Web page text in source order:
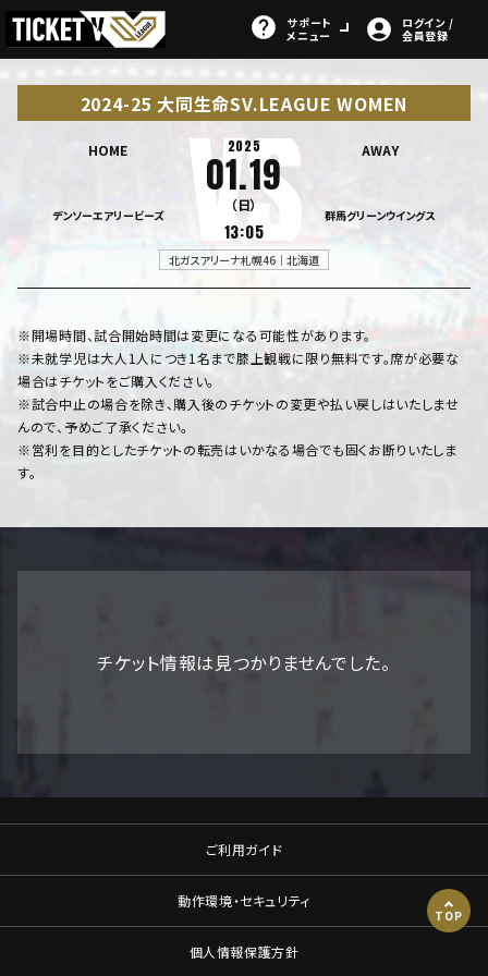
サポート
メニュー
ログイン /
会員登録
2024-25 大同生命SV.LEAGUE WOMEN
HOME
デンソーエアリービーズ
2025
01.19
（日）
13:05
AWAY
群馬グリーンウイングス
北ガスアリーナ札幌46｜北海道
※開場時間、試合開始時間は変更になる可能性があります。
※未就学児は大人1人につき1名まで膝上観戦に限り無料です。席が必要な
場合はチケットをご購入ください。
※試合中止の場合を除き、購入後のチケットの変更や払い戻しはいたしませ
んので、予めご了承ください。
※営利を目的としたチケットの転売はいかなる場合でも固くお断りいたしま
す。
チケット情報は見つかりませんでした。
ご利用ガイド
動作環境・セキュリティ
個人情報保護方針
TOP